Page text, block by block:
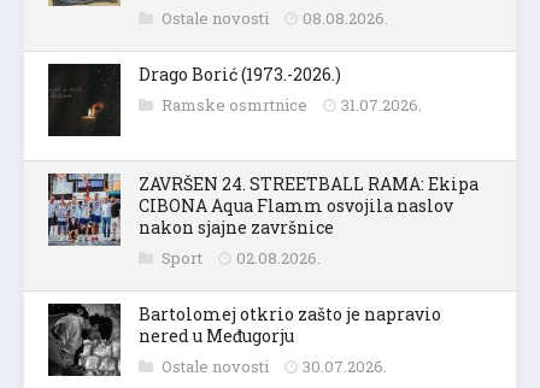
Ostale novosti 08.08.2026.
Drago Borić (1973.-2026.)
Ramske osmrtnice 31.07.2026.
ZAVRŠEN 24. STREETBALL RAMA: Ekipa
CIBONA Aqua Flamm osvojila naslov
nakon sjajne završnice
Sport 02.08.2026.
Bartolomej otkrio zašto je napravio
nered u Međugorju
Ostale novosti 30.07.2026.